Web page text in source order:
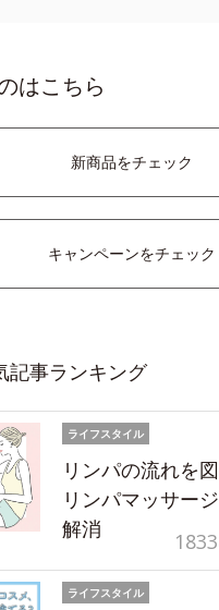
はこちら
新商品をチェック
キャンペーンをチェック
記事ランキング
ライフスタイル
リンパの流れを
リンパマッサー
解消
ライフスタイル